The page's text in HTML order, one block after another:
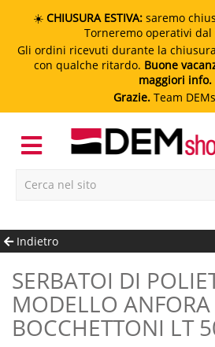
☀️ CHIUSURA ESTIVA: saremo
Torneremo operativi dal
Gli ordini ricevuti durante la
con qualche ritardo. Buone
maggiori info.
Grazie. Team
Indietro
SERBATOI DI POLIETILENE
MODELLO
BOCCHETTONI LT